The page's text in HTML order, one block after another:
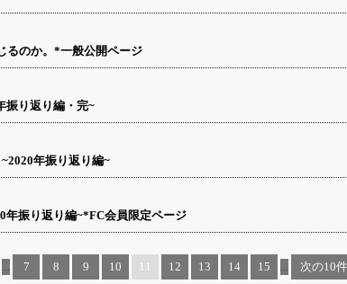
るのか。*一般公開ページ
振り返り編・完~
年振り返り編~
年振り返り編~*FC会員限定ページ
... 7 8 9 10 11 12 13 14 15 ... 次の10